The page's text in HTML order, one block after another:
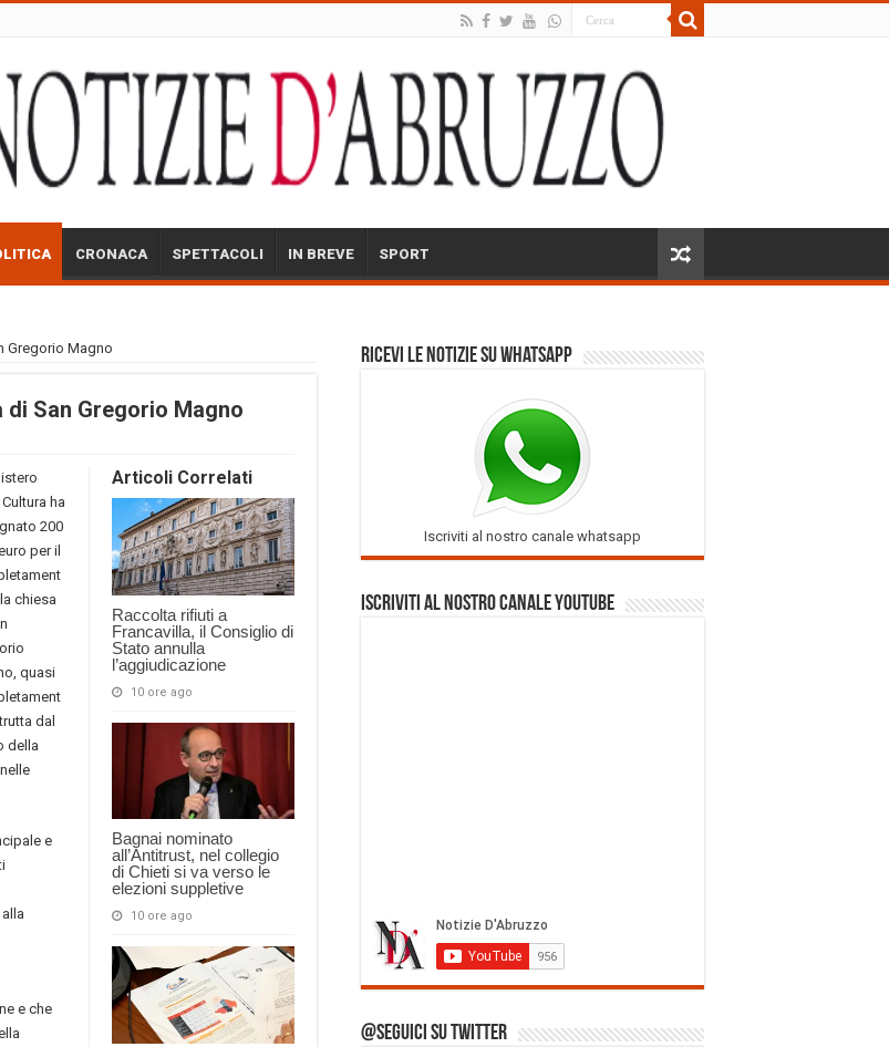
CRONACA SPETTACOLI IN BREVE SPORT
Gregorio Magno
di San Gregorio Magno
Articoli Correlati
Raccolta rifiuti a
Francavilla, il Consiglio di
Stato annulla
l’aggiudicazione
10 ore ago
Bagnai nominato
all’Antitrust, nel collegio
di Chieti si va verso le
elezioni suppletive
10 ore ago
ha
200
per il
chiesa
quasi
dal
della
e
e che
Ricevi le notizie su Whatsapp
Iscriviti al nostro canale whatsapp
Iscriviti al nostro Canale Youtube
@Seguici su Twitter